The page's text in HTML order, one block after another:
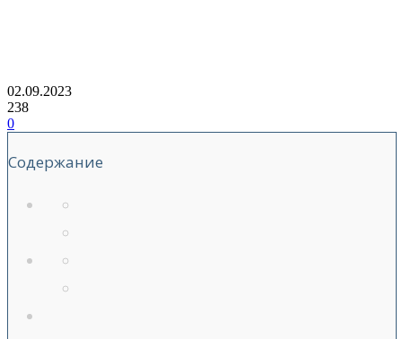
02.09.2023
238
0
Содержание